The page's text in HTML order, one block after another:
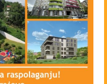
namješten,
ugovorna